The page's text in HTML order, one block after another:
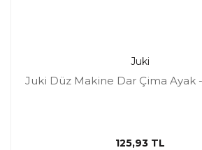
Juki
Juki Düz Makine Dar Çima Ayak -
125,93 TL